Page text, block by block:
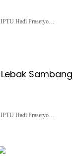
Hadi Prasetyo…
Sambang
Hadi Prasetyo…